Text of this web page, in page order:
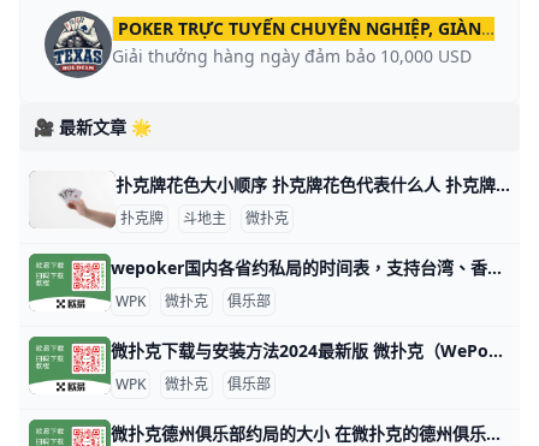
POKER TRỰC TUYẾN CHUYÊN NGHIỆP, GIÀNH GIẢI THƯỞNG HẤP DẪN
Giải thưởng hàng ngày đảm bảo 10,000 USD
🎥 最新文章 🌟
扑克牌花色大小顺序 扑克牌花色代表什么人 扑克牌分为四种花色：黑桃、方块、梅花和红桃，但各国人民都以本国民族文化对四种花色给予不同的文化阐述，比如说，中国人将四种花色理解为春、夏、秋
扑克牌 斗地主 微扑克
wepoker国内各省约私局的时间表，支持台湾、香港、澳门 WePoker（中文名：微扑克）是一个在线德州扑克平台，俱乐部提供各种级别的约局服务。WePoker的约私局时间表大致如下：本俱乐部支持台湾
WPK 微扑克 俱乐部
微扑克下载与安装方法2024最新版 微扑克（WePoker）是一款流行的德州扑克应用程序，可以在多个平台上下载和安装。以下是下载和安装微扑克的主要方法： 安卓设备安装 安卓用户可以
WPK 微扑克 俱乐部
微扑克德州俱乐部约局的大小 在微扑克的德州俱乐部中，约局的大小通常取决于多个因素，包括玩家的资金实力、俱乐部的规则以及所选择的游戏类型。以下是一些关于微扑克德州俱乐部约